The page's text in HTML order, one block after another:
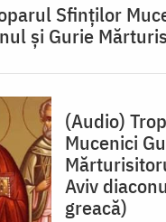
Sfinților
și Gurie
(Audio)
Mucenici
Aviv
greacă)